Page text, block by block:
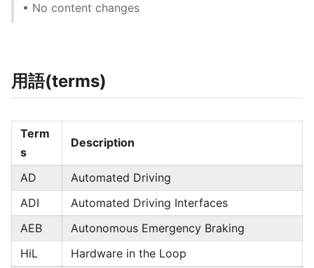
• No content changes
用語(terms)
Term
s
Description
AD
Automated Driving
ADI
Automated Driving Interfaces
AEB
Autonomous Emergency Braking
HiL
Hardware in the Loop